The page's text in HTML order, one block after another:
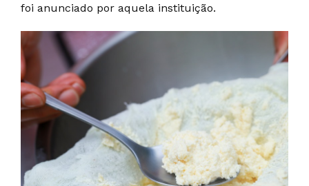
foi anunciado por aquela instituição.